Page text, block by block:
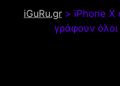
iGuRu.gr > iPhone X
γράφουν όλοι